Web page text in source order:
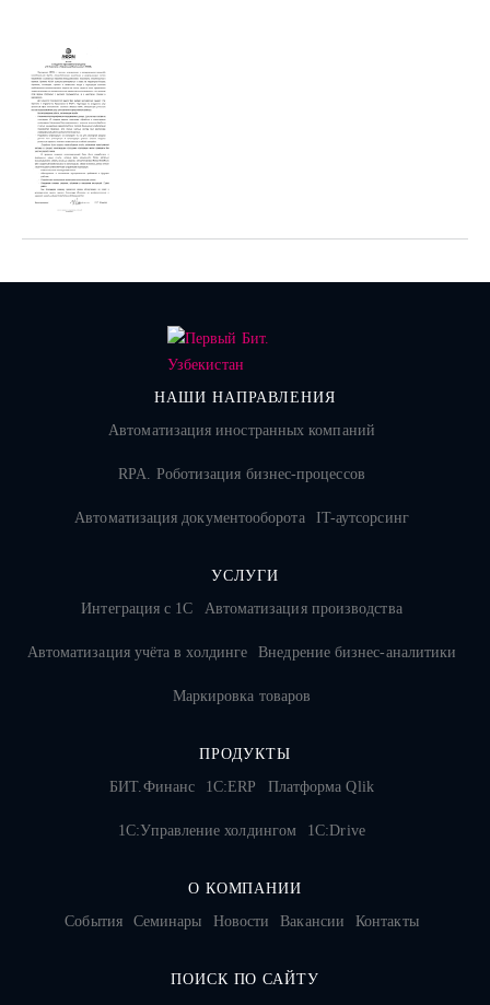
НАШИ НАПРАВЛЕНИЯ
Автоматизация иностранных компаний
RPA. Роботизация бизнес-процессов
Автоматизация документооборота IT-аутсорсинг
УСЛУГИ
Интеграция с 1С
Автоматизация производства
Автоматизация учёта в холдинге Внедрение бизнес-аналитики
Маркировка товаров
ПРОДУКТЫ
БИТ.Финанс
1С:ERP Платформа Qlik
1С:Управление холдингом 1C:Drive
О КОМПАНИИ
События
Семинары Новости Вакансии Контакты
ПОИСК ПО САЙТУ